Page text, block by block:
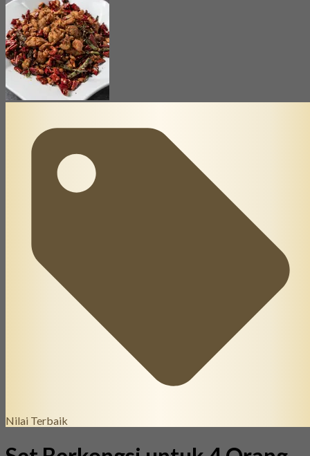
Nilai Terbaik